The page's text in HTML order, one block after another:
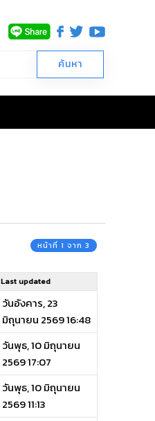
หน้าที่ 1 จาก 3
Last updated
วันอังคาร, 23
มิถุนายน 2569 16:48
วันพุธ, 10 มิถุนายน
2569 17:07
วันพุธ, 10 มิถุนายน
2569 11:13